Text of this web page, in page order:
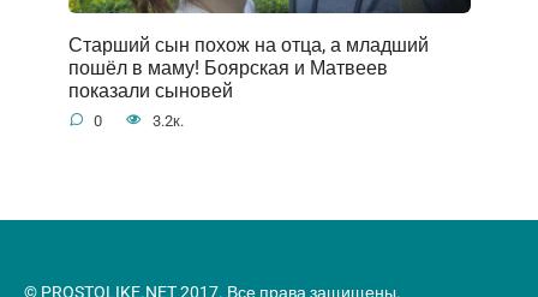
Старший сын похож на отца, а младший
пошёл в маму! Боярская и Матвеев
показали сыновей
0 3.2к.